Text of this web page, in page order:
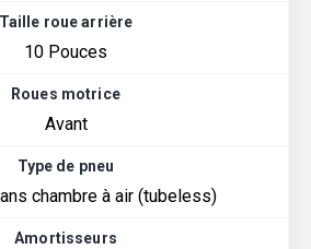
Taille roue arrière
10 Pouces
Roues motrice
Avant
Type de pneu
chambre à air (tubeless)
Amortisseurs